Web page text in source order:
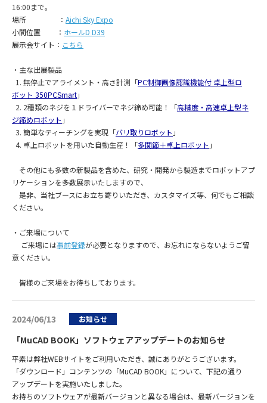
16:00まで。
場所 ： Aichi Sky Expo
小間位置 ： ホールD D39
展示会サイト： こちら
・主な出展製品
1. 無停止でアライメント・高さ計測「PC制御画像認識機能付 卓上型ロ
ボット 350PCSmart」
2. 2種類のネジを１ドライバーでネジ締め可能！「高精度・高速卓上型ネ
ジ締めロボット 」
3. 簡単なティーチングを実現「バリ取りロボット 」
4. 卓上ロボットを用いた自動生産！「多関節＋卓上ロボット 」
その他にも多数の新製品を含めた、研究・開発から製造までロボットアプ
リケーションを多数展示いたしますので、
是非、当社ブースにお立ち寄りいただき、カスタマイズ等、何でもご相談
ください。
・ご来場について
ご来場には事前登録が必要となりますので、お忘れにならないようご留
意ください。
皆様のご来場をお待ちしております。
2024/06/13 お知らせ
「MuCAD BOOK」ソフトウェアアップデートのお知らせ
平素は弊社WEBサイトをご利用いただき、誠にありがとうございます。
「ダウンロード」コンテンツの「MuCAD BOOK」について、下記の通り
アップデートを実施いたしました。
お持ちのソフトウェアが最新バージョンと異なる場合は、最新バージョンを